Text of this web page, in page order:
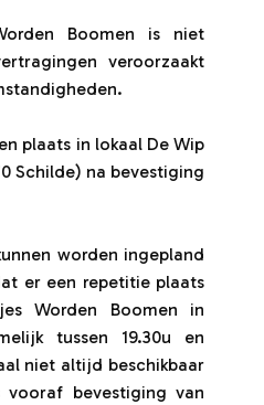
Boomen is niet
veroorzaakt
plaats in lokaal De Wip
Schilde) na bevestiging
worden ingepland
er een repetitie plaats
Worden Boomen in
tussen 19.30u en
niet altijd beschikbaar
bevestiging van